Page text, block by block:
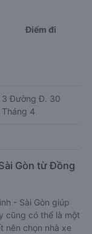
Điểm đi
3 Đường Đ. 30
Tháng 4
Gòn từ Đồng
- Sài Gòn giúp
cũng có thể là một
nên chọn nhà xe